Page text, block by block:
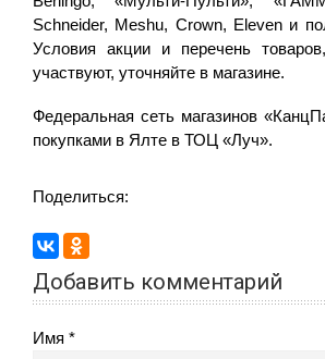
Schneider, Meshu, Crown, Eleven и
Условия акции и перечень
участвуют, уточняйте в магазине.
Федеральная сеть магазинов
покупками в Ялте в ТОЦ «Луч».
Поделиться:
Добавить комментарий
Имя